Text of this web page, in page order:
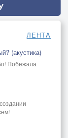
ЛЕНТА
(акустика)
Побежала